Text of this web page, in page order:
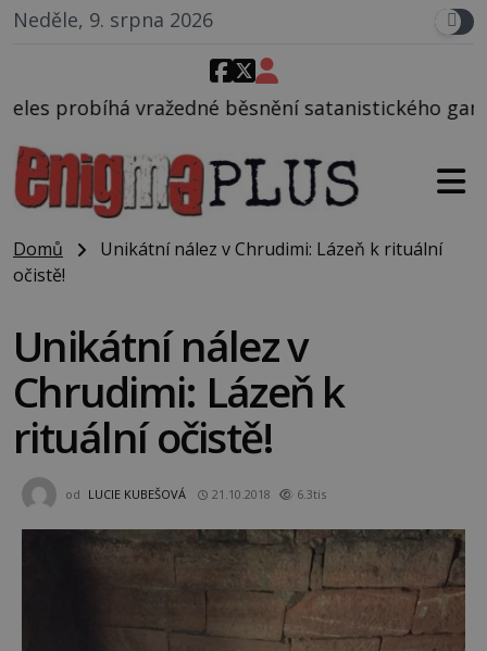
Neděle, 9. srpna 2026
satanistického gangu vedeného
Domů
Unikátní nález v Chrudimi: Lázeň k rituální
očistě!
Unikátní nález v
Chrudimi: Lázeň k
rituální očistě!
od LUCIE KUBEŠOVÁ 21.10.2018 6.3tis